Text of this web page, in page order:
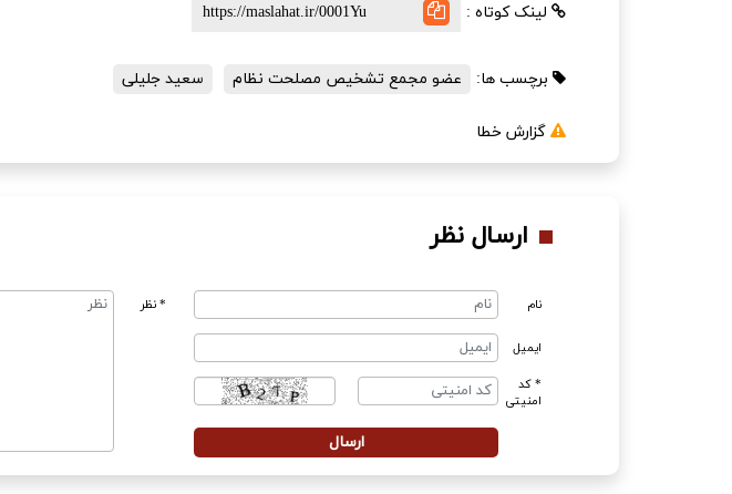
لینک کوتاه :
برچسب ها: عضو مجمع تشخیص مصلحت نظام سعید جلیلی
گزارش خطا
ارسال نظر
نام
ایمیل
* کد
امنیتی
* نظر